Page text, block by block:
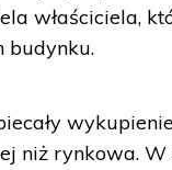
właściciela,
budynku.
niż rynkowa.